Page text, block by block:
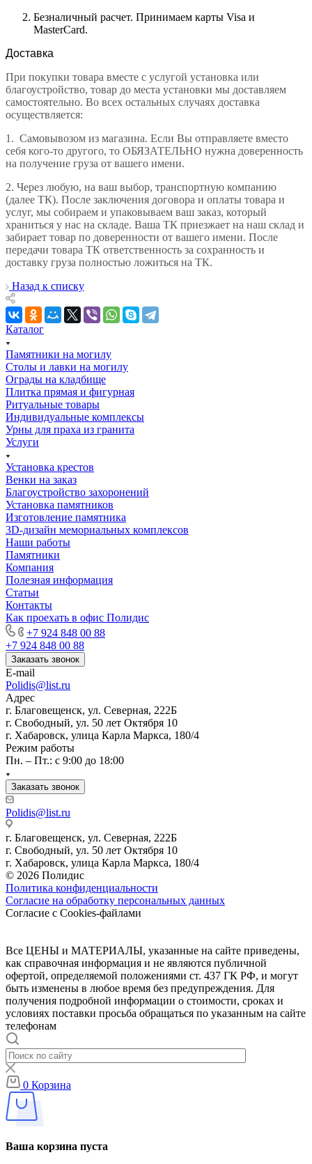
Безналичный расчет. Принимаем карты Visa и
MasterCard.
Доставка
При покупки товара вместе с услугой установка или
благоустройство, товар до места установки мы доставляем
самостоятельно. Во всех остальных случаях доставка
осуществляется:
1. Самовывозом из магазина. Если Вы отправляете вместо
себя кого-то другого, то ОБЯЗАТЕЛЬНО нужна доверенность
на получение груза от вашего имени.
2. Через любую, на ваш выбор, транспортную компанию
(далее ТК). После заключения договора и оплаты товара и
услуг, мы собираем и упаковываем ваш заказ, который
храниться у нас на складе. Ваша ТК приезжает на наш склад и
забирает товар по доверенности от вашего имени. После
передачи товара ТК ответственность за сохранность и
доставку груза полностью ложиться на ТК.
Назад к списку
Каталог
Памятники на могилу
Столы и лавки на могилу
Ограды на кладбище
Плитка прямая и фигурная
Ритуальные товары
Индивидуальные комплексы
Урны для праха из гранита
Услуги
Установка крестов
Венки на заказ
Благоустройство захоронений
Установка памятников
Изготовление памятника
3D-дизайн мемориальных комплексов
Наши работы
Памятники
Компания
Полезная информация
Статьи
Контакты
Как проехать в офис Полидис
+7 924 848 00 88
+7 924 848 00 88
Заказать звонок
E-mail
Polidis@list.ru
Адрес
г. Благовещенск, ул. Северная, 222Б
г. Свободный, ул. 50 лет Октября 10
г. Хабаровск, улица Карла Маркса, 180/4
Режим работы
Пн. – Пт.: с 9:00 до 18:00
Заказать звонок
Polidis@list.ru
г. Благовещенск, ул. Северная, 222Б
г. Свободный, ул. 50 лет Октября 10
г. Хабаровск, улица Карла Маркса, 180/4
© 2026 Полидис
Политика конфиденциальности
Согласие на обработку персональных данных
Согласие с Cookies-файлами
Все ЦЕНЫ и МАТЕРИАЛЫ, указанные на сайте приведены,
как справочная информация и не являются публичной
офертой, определяемой положениями ст. 437 ГК РФ, и могут
быть изменены в любое время без предупреждения. Для
получения подробной информации о стоимости, сроках и
условиях поставки просьба обращаться по указанным на сайте
телефонам
0 Корзина
Ваша корзина пуста